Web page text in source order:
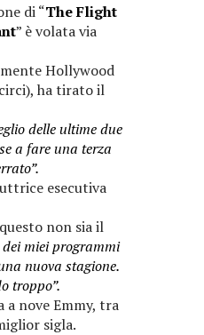
di “The Flight
” è volata via
Hollywood
ha tirato il
delle ultime due
a fare una terza
esecutiva
non sia il
dei miei programmi
nuova stagione.
troppo”.
nove Emmy, tra
sigla.